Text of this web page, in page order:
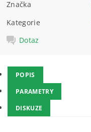
Značka
Kategorie
Dotaz
POPIS
PARAMETRY
DISKUZE